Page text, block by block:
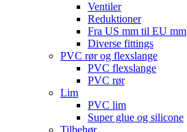
Ventiler
Reduktioner
Fra US mm til EU mm
Diverse fittings
PVC rør og flexslange
PVC flexslange
PVC rør
Lim
PVC lim
Super glue og silicone
Tilbehør